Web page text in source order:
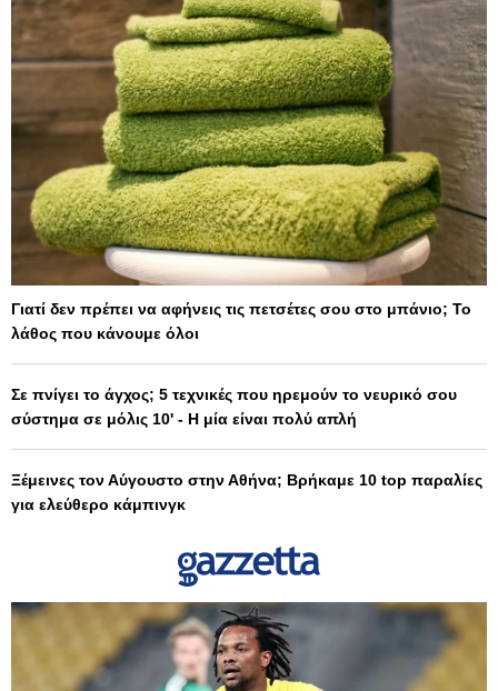
Γιατί δεν πρέπει να αφήνεις τις πετσέτες σου στο μπάνιο; Το
λάθος που κάνουμε όλοι
Σε πνίγει το άγχος; 5 τεχνικές που ηρεμούν το νευρικό σου
σύστημα σε μόλις 10' - Η μία είναι πολύ απλή
Ξέμεινες τον Αύγουστο στην Αθήνα; Βρήκαμε 10 top παραλίες
για ελεύθερο κάμπινγκ